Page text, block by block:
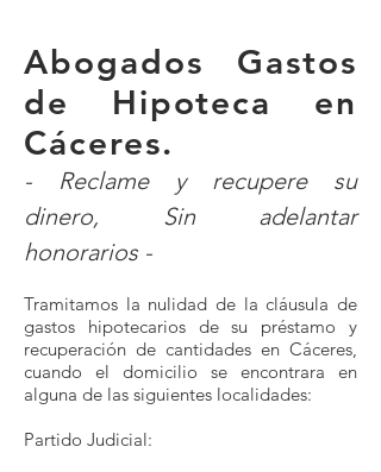
Abogados Gastos
de Hipoteca en
Cáceres.
-
Reclame y recupere su
dinero, Sin adelantar
honorarios -
Tramitamos la nulidad de la cláusula de
gastos hipotecarios de su préstamo y
recuperación de cantidades en Cáceres,
cuando el domicilio se encontrara en
alguna de las siguientes localidades:
Partido Judicial: